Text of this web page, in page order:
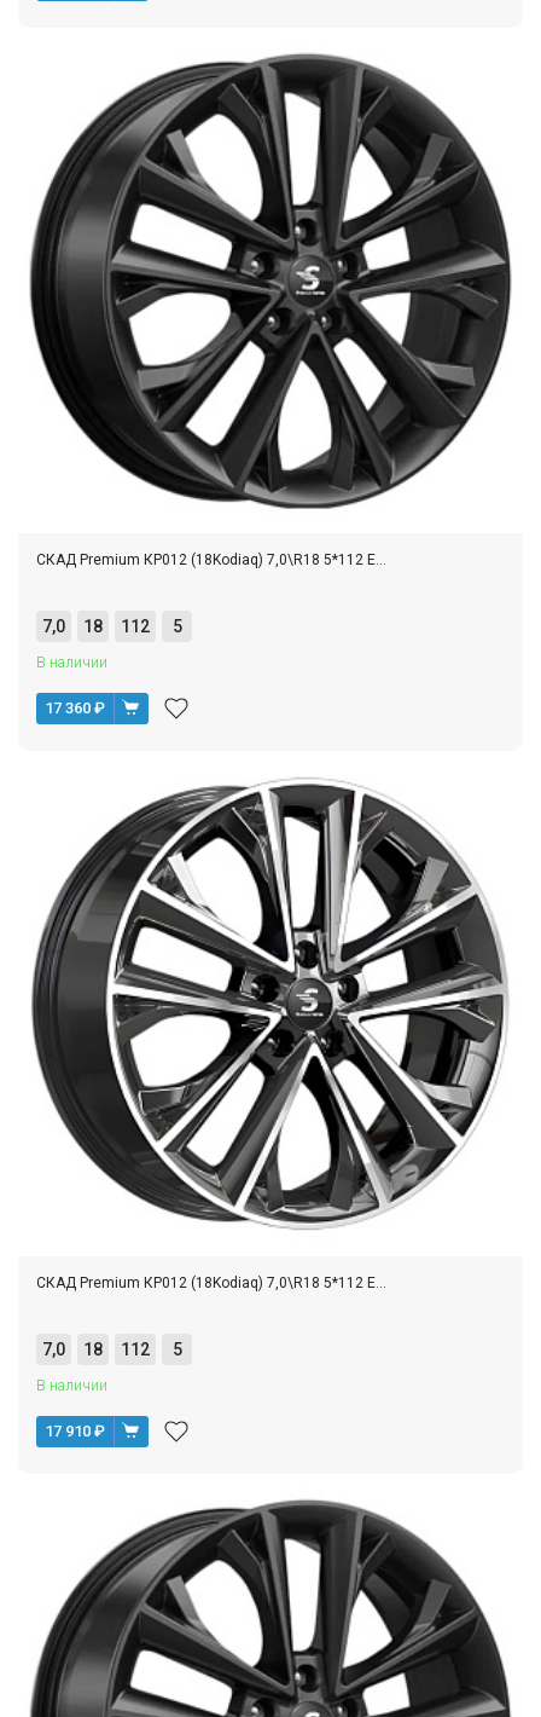
СКАД Premium КР012 (18Kodiaq) 7,0\R18 5*112 E...
7,0 18 112 5
В наличии
17 360 ₽
СКАД Premium КР012 (18Kodiaq) 7,0\R18 5*112 E...
7,0 18 112 5
В наличии
17 910 ₽